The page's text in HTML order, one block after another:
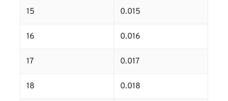
15 0.015
16 0.016
17 0.017
18 0.018